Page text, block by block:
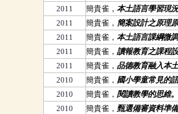
2011
簡貴雀， 本土語言學習現況
2011
簡貴雀， 簡案設計之原理原
2011
簡貴雀， 本土語言課綱微
2011
簡貴雀， 讀報教育之課程設
2011
簡貴雀， 品德教育融入本
2010
簡貴雀， 國小學童常見的
2010
簡貴雀， 閱讀教學的思維。
2010
簡貴雀， 甄選備審資料準備